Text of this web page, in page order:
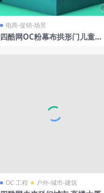
电商-促销-场景
四酷网OC粉幕布拱形门儿童玩
OC 工程 户外-城市-建筑